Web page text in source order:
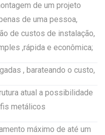
de um projeto
de uma pessoa,
de custos de instalação,
,rápida e econômica;
, barateando o custo,
atual a possibilidade
metálicos
máximo de até um